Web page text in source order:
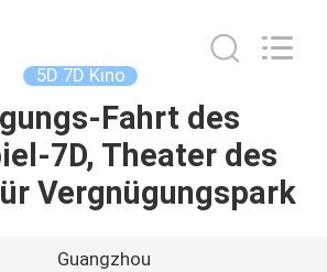
5D 7D Kino
Fahrt des
7D, Theater des
Vergnügungspark
Guangzhou